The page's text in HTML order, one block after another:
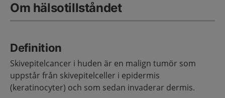
Om hälsotillståndet
Definition
Skivepitelcancer i huden är en malign tumör som
uppstår från skivepitelceller i epidermis
(keratinocyter) och som sedan invaderar dermis.